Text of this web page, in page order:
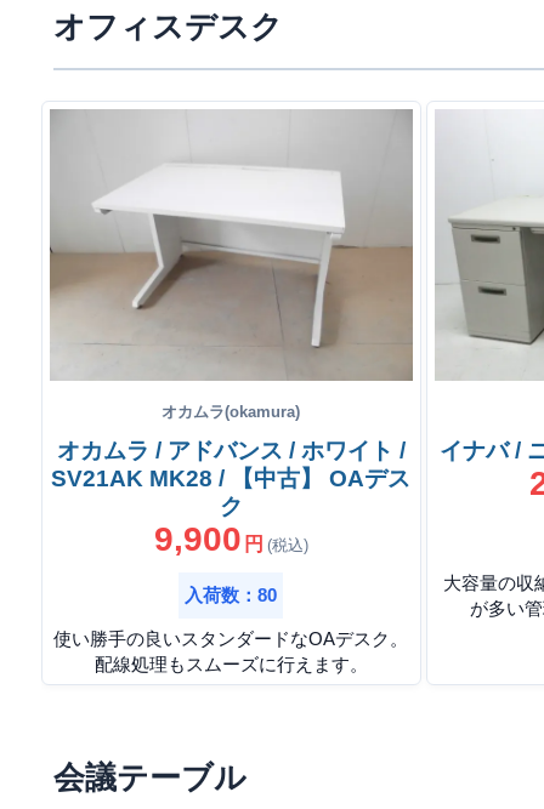
オフィスデスク
オカムラ(okamura)
オカムラ / アドバンス / ホワイト /
SV21AK MK28 / 【中古】 OAデス
ク
9,900 円 (税込)
入荷数：80
使い勝手の良いスタンダードなOAデスク。
配線処理もスムーズに行えます。
イナバ /
大容量の収
が多い
会議テーブル